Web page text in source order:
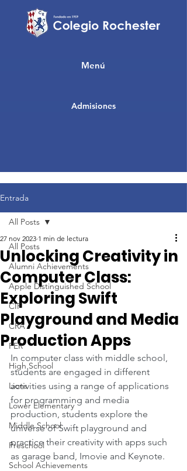
Admisiones
Menú
Entrada
All Posts
Alumni Achievements
Apple Distinguished School
CIF
CRA
FER
High School
Lions
Lower Elementary
Middle School
Preschool
School Achievements
All Posts
Unlocking Creativity in
Computer Class:
Exploring Swift
Playground and Media
Production Apps
27 nov 2023 1 min de lectura
In computer class with middle school,
students are engaged in different
activities using a range of applications
for programming and media
production, students explore the
universe of Swift playground and
practice their creativity with apps such
as garage band, Imovie and Keynote.